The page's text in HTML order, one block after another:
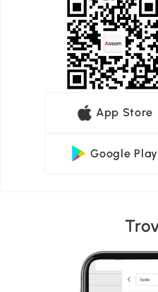
App Store
Google Play